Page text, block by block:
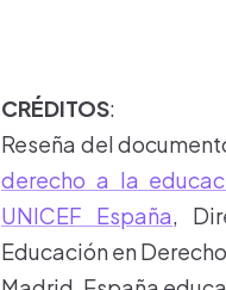
CRÉDITOS:
Reseña del
derecho a la
UNICEF España,
Educación en